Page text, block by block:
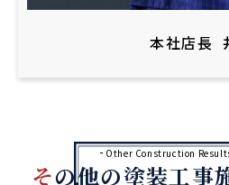
本社店長
Other Construction
その他の塗装工事